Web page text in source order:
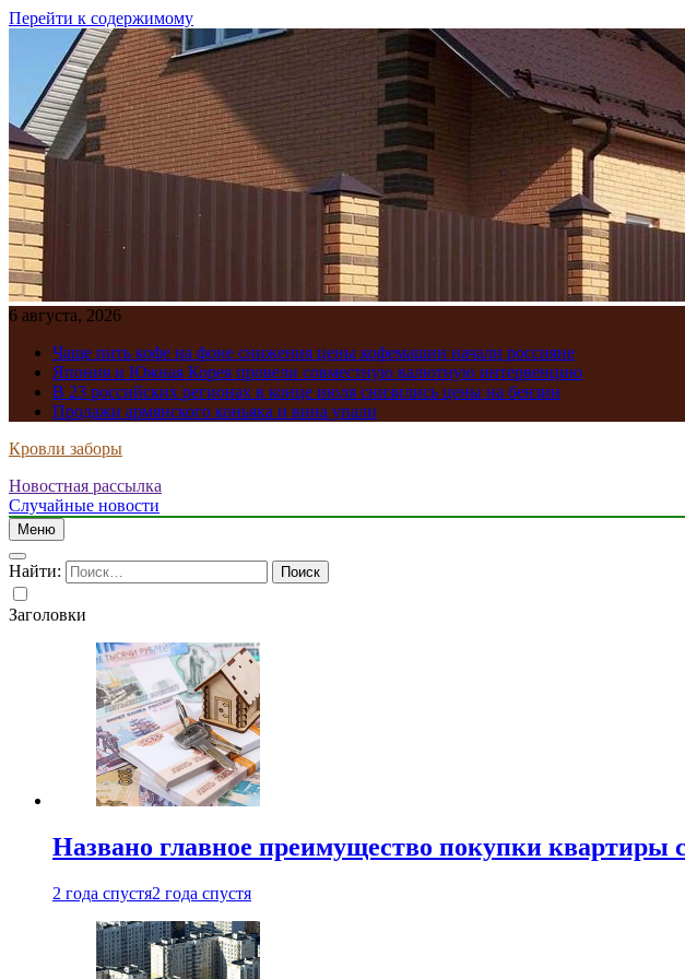
Перейти к содержимому
6 августа, 2026
Чаще пить кофе на фоне снижения цены кофемашин начали россияне
Япония и Южная Корея провели совместную валютную интервенцию
В 23 российских регионах в конце июля снизились цены на бензин
Продажи армянского коньяка и вина упали
Кровли заборы
Новостная рассылка
Случайные новости
Меню
Найти:
Заголовки
Названо главное преимущество покупки квартиры
2 года спустя2 года спустя